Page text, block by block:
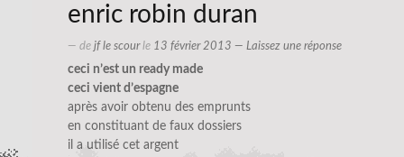
enric robin duran
— de jf le scourle 13 février 2013 — Laissez une réponse
ceci n’est un ready made
ceci vient d’espagne
après avoir obtenu des emprunts
en constituant de faux dossiers
il a utilisé cet argent